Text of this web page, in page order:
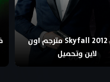
فيلم Skyfall 2012 مترجم اون
لاين وتحميل